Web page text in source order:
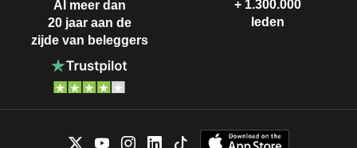
Al meer dan
20 jaar aan de
zijde van beleggers
+ 1.300.000
leden